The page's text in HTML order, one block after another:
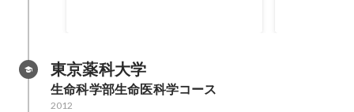
東京薬科大学
生命科学部生命医科学コース
2012